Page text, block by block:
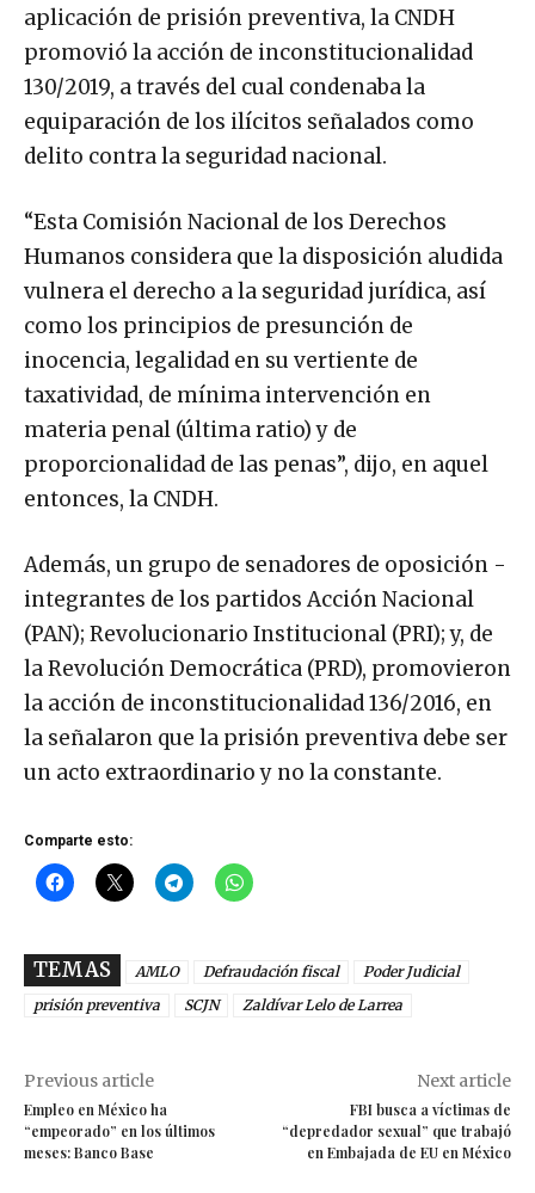
aplicación de prisión preventiva, la CNDH
promovió la acción de inconstitucionalidad
130/2019, a través del cual condenaba la
equiparación de los ilícitos señalados como
delito contra la seguridad nacional.
“Esta Comisión Nacional de los Derechos
Humanos considera que la disposición aludida
vulnera el derecho a la seguridad jurídica, así
como los principios de presunción de
inocencia, legalidad en su vertiente de
taxatividad, de mínima intervención en
materia penal (última ratio) y de
proporcionalidad de las penas”, dijo, en aquel
entonces, la CNDH.
Además, un grupo de senadores de oposición -
integrantes de los partidos Acción Nacional
(PAN); Revolucionario Institucional (PRI); y, de
la Revolución Democrática (PRD), promovieron
la acción de inconstitucionalidad 136/2016, en
la señalaron que la prisión preventiva debe ser
un acto extraordinario y no la constante.
Comparte esto:
TEMAS AMLO Defraudación fiscal
Poder Judicial
prisión preventiva
SCJN Zaldívar Lelo de Larrea
Previous article
Empleo en México ha
“empeorado” en los últimos
meses: Banco Base
Next article
FBI busca a víctimas de
“depredador sexual” que trabajó
en Embajada de EU en México